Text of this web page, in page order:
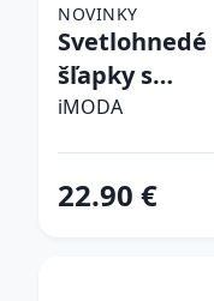
NOVINKY
Svetlohnedé
šľapky s
perličkami
iMODA
22.90 €